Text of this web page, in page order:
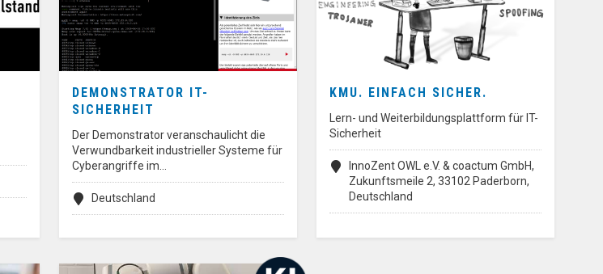
DEMONSTRATOR IT-
SICHERHEIT
Der Demonstrator veranschaulicht die
Verwundbarkeit industrieller Systeme für
Cyberangriffe im…
Deutschland
KMU. EINFACH SICHER.
Lern- und Weiterbildungsplattform für IT-
Sicherheit
InnoZent OWL e.V. & coactum GmbH,
Zukunftsmeile 2, 33102 Paderborn,
Deutschland